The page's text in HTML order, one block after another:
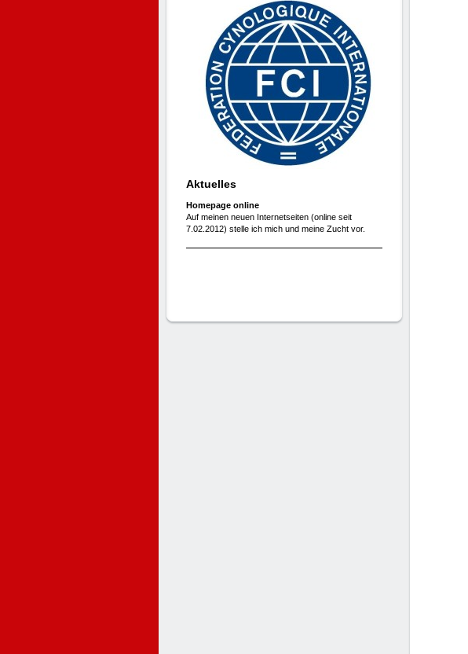
Aktuelles
Homepage online
Auf meinen neuen Internetseiten (online seit
7.02.2012) stelle ich mich und meine Zucht vor.